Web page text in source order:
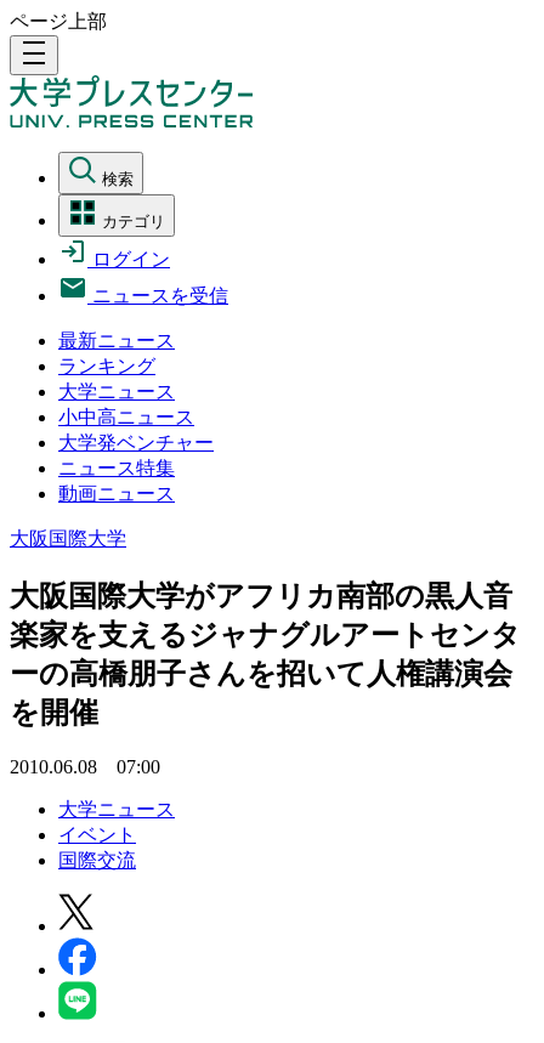
ページ上部
density_medium
検索
カテゴリ
ログイン
ニュースを受信
最新ニュース
ランキング
大学ニュース
小中高ニュース
大学発ベンチャー
ニュース特集
動画ニュース
大阪国際大学
大阪国際大学がアフリカ南部の黒人音
楽家を支えるジャナグルアートセンタ
ーの高橋朋子さんを招いて人権講演会
を開催
2010.06.08 07:00
大学ニュース
イベント
国際交流